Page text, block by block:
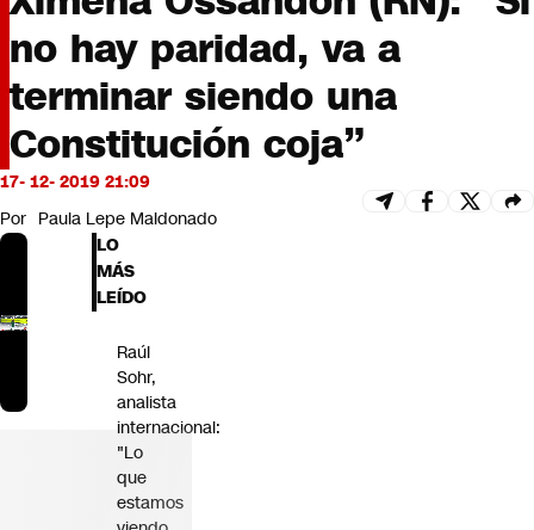
Programas completos
Cultura
Servicios
Bits
CNN tiempo
Futuro 360
no hay paridad, va a
terminar siendo una
Constitución coja”
17- 12- 2019 21:09
Por Paula Lepe Maldonado
LO
MÁS
LEÍDO
Raúl
Sohr,
analista
internacional:
"Lo
que
estamos